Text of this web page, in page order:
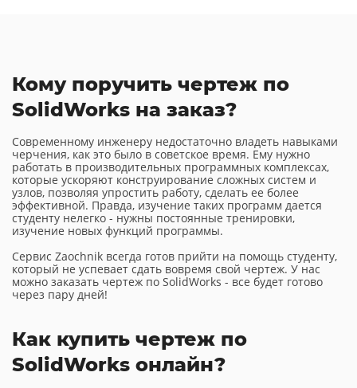
Кому поручить чертеж по
SolidWorks на заказ?
Современному инженеру недостаточно владеть навыками
черчения, как это было в советское время. Ему нужно
работать в производительных программных комплексах,
которые ускоряют конструирование сложных систем и
узлов, позволяя упростить работу, сделать ее более
эффективной. Правда, изучение таких программ дается
студенту нелегко - нужны постоянные тренировки,
изучение новых функций программы.
Сервис Zaochnik всегда готов прийти на помощь студенту,
который не успевает сдать вовремя свой чертеж. У нас
можно заказать чертеж по SolidWorks - все будет готово
через пару дней!
Как купить чертеж по
SolidWorks онлайн?